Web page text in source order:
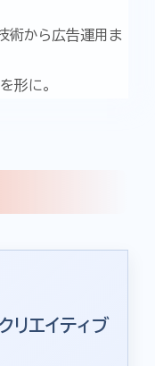
術から広告運用ま
形に。
リエイティブ